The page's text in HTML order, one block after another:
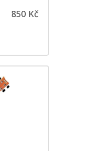
850 Kč